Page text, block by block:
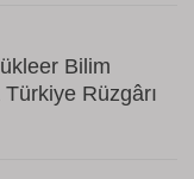
Bilim
Türkiye Rüzgârı